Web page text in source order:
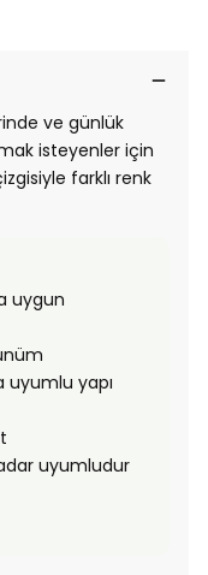
ve günlük
isteyenler için
farklı renk
uygun
uyumlu yapı
uyumludur